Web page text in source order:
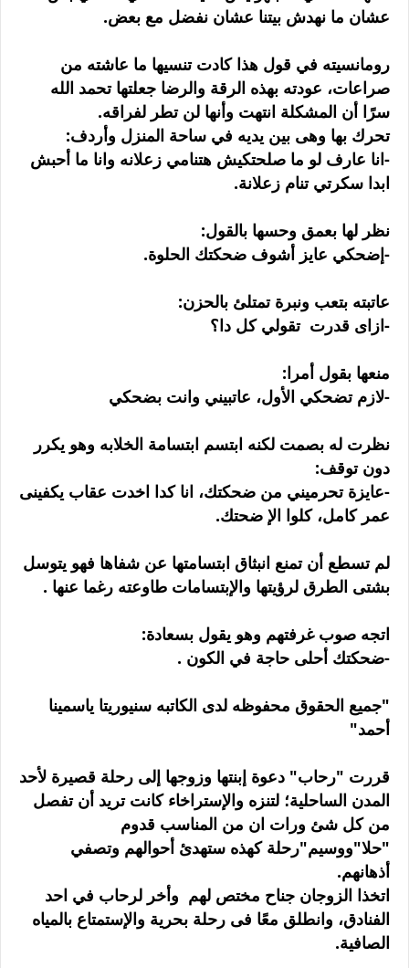
عشان ما نهدش بيتنا عشان نفضل مع بعض.
رومانسيته في قول هذا كادت تنسيها ما عاشته من
صراعات، عودته بهذه الرقة والرضا جعلتها تحمد الله
سرًا أن المشكلة انتهت وأنها لن تطر لفراقه.
تحرك بها وهى بين يديه في ساحة المنزل وأردف:
-انا عارف لو ما صلحتكيش هتنامي زعلانه وانا ما أحبش
ابدا سكرتي تنام زعلانة.
نظر لها بعمق وحسها بالقول:
-إضحكي عايز أشوف ضحكتك الحلوة.
عاتبته بتعب ونبرة تمتلئ بالحزن:
-ازاى قدرت تقولي كل دا؟
منعها بقول أمرا:
-لازم تضحكي الأول، عاتبيني وانت بضحكي
نظرت له بصمت لكنه ابتسم ابتسامة الخلابه وهو يكرر
دون توقف:
-عايزة تحرميني من ضحكتك، انا كدا اخدت عقاب يكفينى
عمر كامل، كلوا الإ ضحتك.
لم تسطع أن تمنع انبثاق ابتسامتها عن شفاها فهو يتوسل
بشتى الطرق لرؤيتها والإبتسامات طاوعته رغما عنها .
اتجه صوب غرفتهم وهو يقول بسعادة:
-ضحكتك أحلى حاجة في الكون .
"جميع الحقوق محفوظه لدى الكاتبه سنيوريتا ياسمينا
أحمد"
قررت "رحاب" دعوة إبنتها وزوجها إلى رحلة قصيرة لأحد
المدن الساحلية؛ لتنزه والإستراخاء كانت تريد أن تفصل
من كل شئ ورات ان من المناسب قدوم
"حلا"ووسيم"رحلة كهذه ستهدئ أحوالهم وتصفي
أذهانهم.
اتخذا الزوجان جناح مختص لهم وأخر لرحاب في احد
الفنادق، وانطلق معًا فى رحلة بحرية والإستمتاع بالمياه
الصافية.